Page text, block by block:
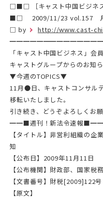
□■□ ［キャスト中国ビジネス
■□ 2009/11/23 vol.157 月
□ by
http://www.cast-
「キャスト中国ビジネス」会
キャストグループからのお知
▼今週のTOPICS▼
11月●日、キャストコンサル
移転いたしました。
引き続き、どうぞよろしくお願
━━■週刊！新法令速
【タイトル】非営利組織の企
知
【公布日】2009年11月11日
【公布機関】財政部、国家税
【文書番号】財税[2009]122号
【原文】